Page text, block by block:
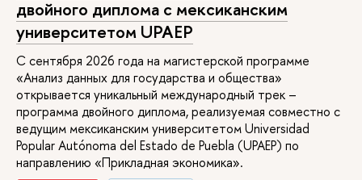
двойного диплома с мексиканским
университетом UPAEP
С сентября 2026 года на магистерской программе
«Анализ данных для государства и общества»
открывается уникальный международный трек –
программа двойного диплома, реализуемая совместно с
ведущим мексиканским университетом Universidad
Popular Autónoma del Estado de Puebla (UPAEP) по
направлению «Прикладная экономика».